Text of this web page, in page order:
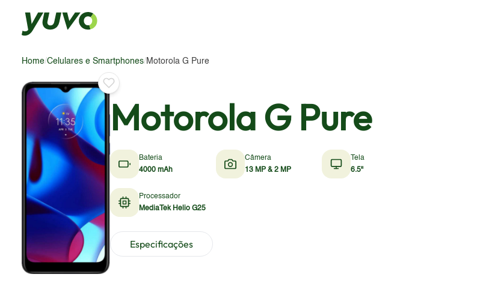
Home/Celulares e Smartphones/ Motorola G Pure
Motorola G Pure
Bateria
4000 mAh
Câmera
13 MP & 2 MP
Tela
6.5"
Processador
MediaTek Helio G25
Especificações